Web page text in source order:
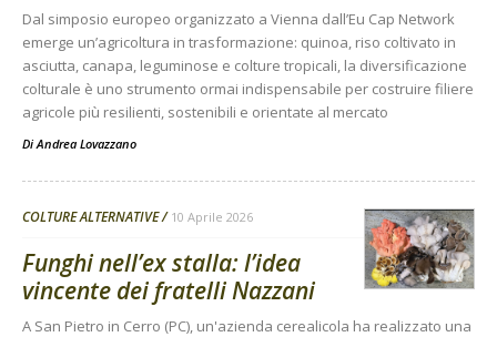
Dal simposio europeo organizzato a Vienna dall’Eu Cap Network
emerge un’agricoltura in trasformazione: quinoa, riso coltivato in
asciutta, canapa, leguminose e colture tropicali, la diversificazione
colturale è uno strumento ormai indispensabile per costruire filiere
agricole più resilienti, sostenibili e orientate al mercato
Di Andrea Lovazzano
COLTURE ALTERNATIVE 10 Aprile 2026
Funghi nell’ex stalla: l’idea
vincente dei fratelli Nazzani
A San Pietro in Cerro (PC), un'azienda cerealicola ha realizzato una